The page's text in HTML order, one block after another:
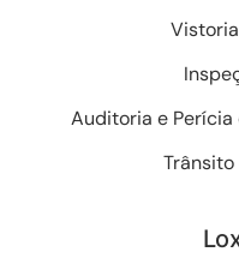
Auditoria e Perícia